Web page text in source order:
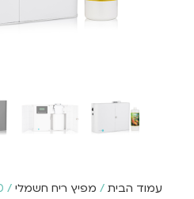
עמוד הבית / מפיץ ריח חשמלי